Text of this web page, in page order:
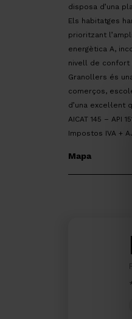
disposa d’una
Els habitatges
prioritzant
energètica A,
nivell de confort
Granollers és
comerços,
d’una excel·lent
AICAT 145 – API
Impostos IVA +
Mapa